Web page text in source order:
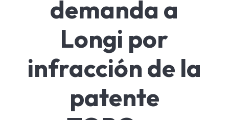
Fotovoltaicademanda a
Longi por
infracción de la
patente